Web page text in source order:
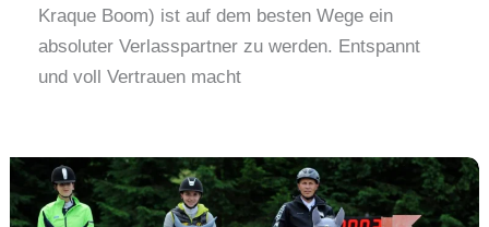
Kraque Boom) ist auf dem besten Wege ein
absoluter Verlasspartner zu werden. Entspannt
und voll Vertrauen macht